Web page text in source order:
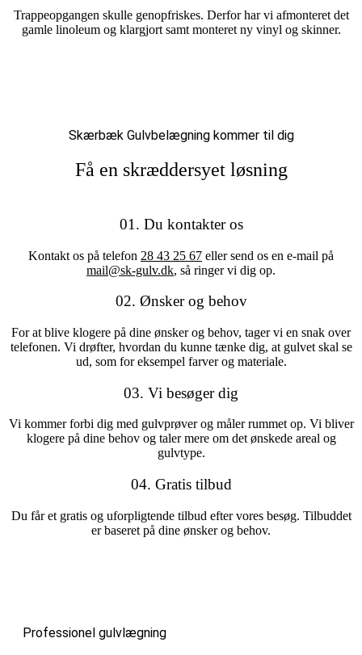
Trappeopgangen skulle genopfriskes. Derfor har vi afmonteret det
gamle linoleum og klargjort samt monteret ny vinyl og skinner.
Skærbæk Gulvbelægning kommer til dig
Få en skræddersyet løsning
01. Du kontakter os
Kontakt os på telefon 28 43 25 67 eller send os en e-mail på
mail@sk-gulv.dk, så ringer vi dig op.
02. Ønsker og behov
For at blive klogere på dine ønsker og behov, tager vi en snak over
telefonen. Vi drøfter, hvordan du kunne tænke dig, at gulvet skal se
ud, som for eksempel farver og materiale.
03. Vi besøger dig
Vi kommer forbi dig med gulvprøver og måler rummet op. Vi bliver
klogere på dine behov og taler mere om det ønskede areal og
gulvtype.
04. Gratis tilbud
Du får et gratis og uforpligtende tilbud efter vores besøg. Tilbuddet
er baseret på dine ønsker og behov.
Professionel gulvlægning